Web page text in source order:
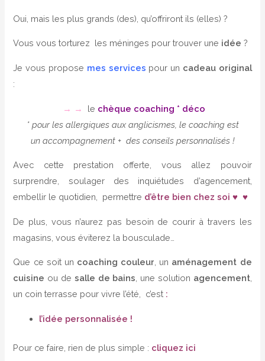
Oui, mais les plus grands (des), qu’offriront ils (elles) ?
Vous vous torturez les méninges pour trouver une idée ?
Je vous propose mes services pour un cadeau original
:
→ → le chèque coaching * déco
* pour les allergiques aux anglicismes, le coaching est
un accompagnement + des conseils personnalisés !
Avec cette prestation offerte, vous allez pouvoir
surprendre, soulager des inquiétudes d’agencement,
embellir le quotidien, permettre d’être bien chez soi ♥ ♥
De plus, vous n’aurez pas besoin de courir à travers les
magasins, vous éviterez la bousculade…
Que ce soit un coaching couleur , un aménagement de
cuisine ou de salle de bains , une solution agencement,
un coin terrasse pour vivre l’été, c’est :
l’idée personnalisée !
Pour ce faire, rien de plus simple : cliquez ici